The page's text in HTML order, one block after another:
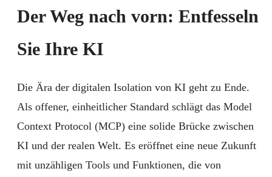
Der Weg nach vorn: Entfesseln
Sie Ihre KI
Die Ära der digitalen Isolation von KI geht zu Ende.
Als offener, einheitlicher Standard schlägt das Model
Context Protocol (MCP) eine solide Brücke zwischen
KI und der realen Welt. Es eröffnet eine neue Zukunft
mit unzähligen Tools und Funktionen, die von